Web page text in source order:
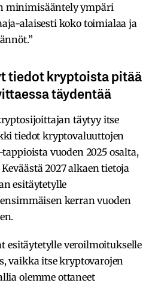
minimisääntely ympäri
alaisesti koko toimialaa ja
tiedot kryptoista pitää
täydentää
täytyy itse
tiedot kryptovaluuttojen
vuoden 2025 osalta,
2027 alkaen tietoja
esitäytetylle
kerran vuoden
esitäytetylle veroilmoitukselle
vaikka itse kryptovarojen
olemme ottaneet